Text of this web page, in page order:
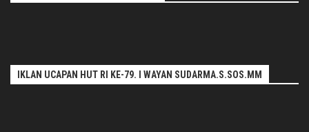
IKLAN UCAPAN HUT RI KE-79. I WAYAN SUDARMA.S.SOS.MM